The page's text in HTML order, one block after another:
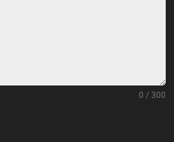
0 / 300